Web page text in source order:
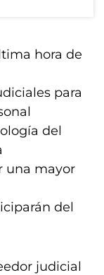
hora de
para
del
una mayor
del
judicial